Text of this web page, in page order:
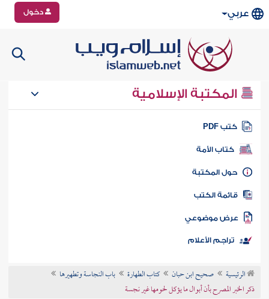
عربي دخول
المكتبة الإسلامية
كتب PDF
كتاب الأمة
المكتبة
الكتب
موضوعي
تراجم الأعلام
الرئيسية صحيح ابن حبان كتاب الطهارة
باب النجاسة وتطهيرها
ذكر الخبر المصرح بأن أبوال ما يؤكل لحومها غير نجسة